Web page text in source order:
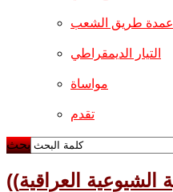
اعمدة طريق الشعب
التيار الديمقراطي
مواساة
تقدم
بحث